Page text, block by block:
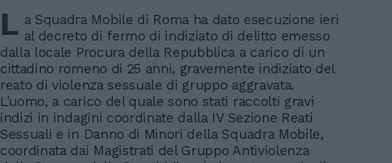
L a Squadra Mobile di Roma ha dato esecuzione ieri
al decreto di fermo di indiziato di delitto emesso
dalla locale Procura della Repubblica a carico di un
cittadino romeno di 25 anni, gravemente indiziato del
reato di violenza sessuale di gruppo aggravata.
L'uomo, a carico del quale sono stati raccolti gravi
indizi in indagini coordinate dalla IV Sezione Reati
Sessuali e in Danno di Minori della Squadra Mobile,
coordinata dai Magistrati del Gruppo Antiviolenza